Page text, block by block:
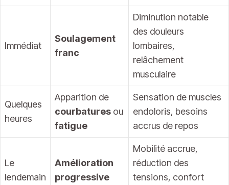
Immédiat
Soulagement
franc
Diminution notable
des douleurs
lombaires,
relâchement
musculaire
Quelques
heures
Apparition de
courbatures ou
fatigue
Sensation de muscles
endoloris, besoins
accrus de repos
Le
lendemain
Amélioration
progressive
Mobilité accrue,
réduction des
tensions, confort